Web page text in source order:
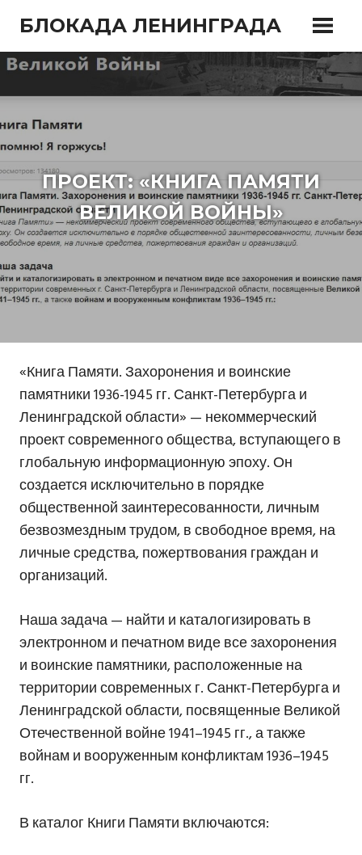
содержимому
БЛОКАДА ЛЕНИНГРАДА
ПРОЕКТ: «КНИГА ПАМЯТИ
ВЕЛИКОЙ ВОЙНЫ»
«Книга Памяти. Захоронения и воинские
памятники 1936-1945 гг. Санкт-Петербурга и
Ленинградской области» — некоммерческий
проект современного общества, вступающего в
глобальную информационную эпоху. Он
создается исключительно в порядке
общественной заинтересованности, личным
безвозмездным трудом, в свободное время, на
личные средства, пожертвования граждан и
организаций.
Наша задача — найти и каталогизировать в
электронном и печатном виде все захоронения
и воинские памятники, расположенные на
территории современных г. Санкт-Петербурга и
Ленинградской области, посвященные Великой
Отечественной войне 1941–1945 гг., а также
войнам и вооруженным конфликтам 1936–1945
гг.
В каталог Книги Памяти включаются: